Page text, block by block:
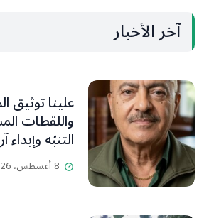
آخر الأخبار
علينا توثيق
واللقطات
التنبّه
(جورج صبّاغ)
8 أغسطس، 2026